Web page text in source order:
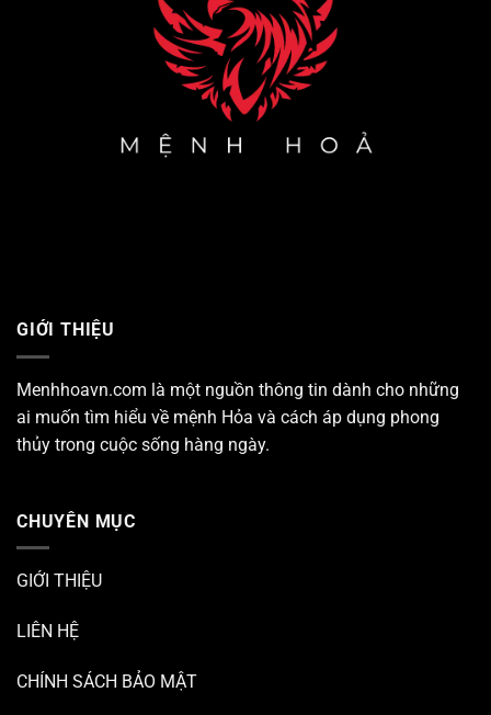
GIỚI THIỆU
Menhhoavn.com là một nguồn thông tin dành cho những
ai muốn tìm hiểu về mệnh Hỏa và cách áp dụng phong
thủy trong cuộc sống hàng ngày.
CHUYÊN MỤC
GIỚI THIỆU
LIÊN HỆ
CHÍNH SÁCH BẢO MẬT